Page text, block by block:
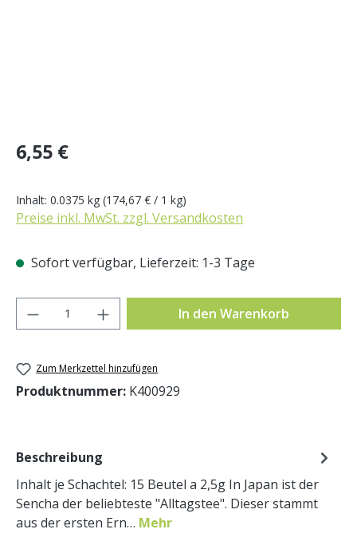
Regulärer Preis:
6,55 €
Inhalt: 0.0375 kg (174,67 € / 1 kg)
Preise inkl. MwSt. zzgl. Versandkosten
Sofort verfügbar, Lieferzeit: 1-3 Tage
Produkt Anzahl: Gib den gewünschten
In den Warenkorb
Zum Merkzettel hinzufügen
Produktnummer: K400929
Beschreibung
Inhalt je Schachtel: 15 Beutel a 2,5g In Japan ist der
Sencha der beliebteste "Alltagstee". Dieser stammt
aus der ersten Ern… Mehr